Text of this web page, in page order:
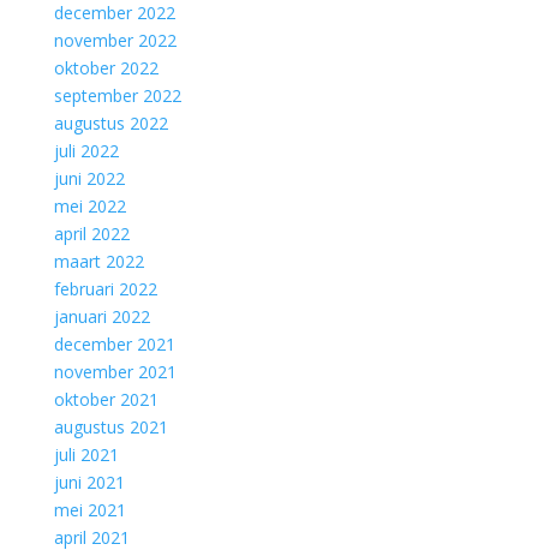
december 2022
november 2022
oktober 2022
september 2022
augustus 2022
juli 2022
juni 2022
mei 2022
april 2022
maart 2022
februari 2022
januari 2022
december 2021
november 2021
oktober 2021
augustus 2021
juli 2021
juni 2021
mei 2021
april 2021